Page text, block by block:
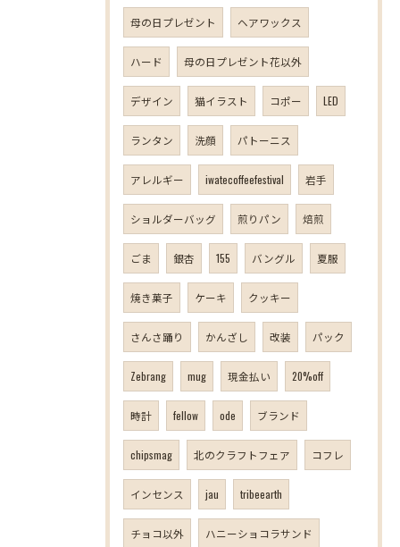
母の日プレゼント ヘアワックス
ハード 母の日プレゼント花以外
デザイン 猫イラスト コポー LED
ランタン 洗顔 パトーニス
アレルギー iwatecoffeefestival 岩手
ショルダーバッグ 煎りパン 焙煎
ごま 銀杏 155 バングル 夏服
焼き菓子 ケーキ クッキー
さんさ踊り かんざし 改装 パック
Zebrang mug 現金払い 20%off
時計 fellow ode ブランド
chipsmag 北のクラフトフェア コフレ
インセンス jau tribeearth
チョコ以外 ハニーショコラサンド